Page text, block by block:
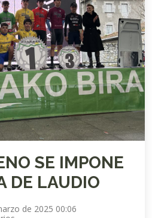
SE IMPONE
DE LAUDIO
de 2025 00:06